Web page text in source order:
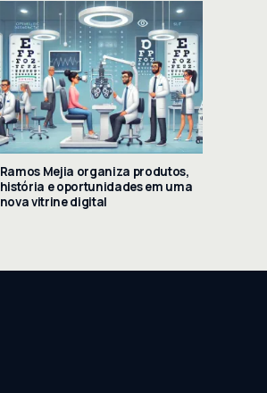
Ramos Mejia organiza produtos,
história e oportunidades em uma
nova vitrine digital